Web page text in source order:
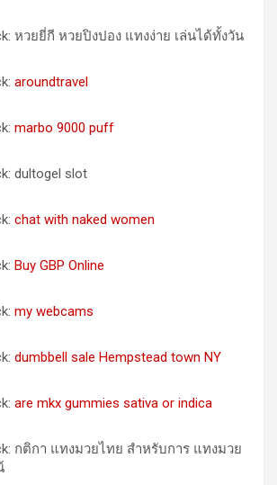
หวยยี่กี หวยปิงปอง แทงง่าย เล่นได้ทั้งวัน
aroundtravel
marbo 9000 puff
dultogel slot
chat with naked women
Buy GBP Online
my webcams
dumbbell sale Hempstead town NY
are mkx gummies sativa or indica
กติกา แทงมวยไทย สำหรับการ แทงมวย